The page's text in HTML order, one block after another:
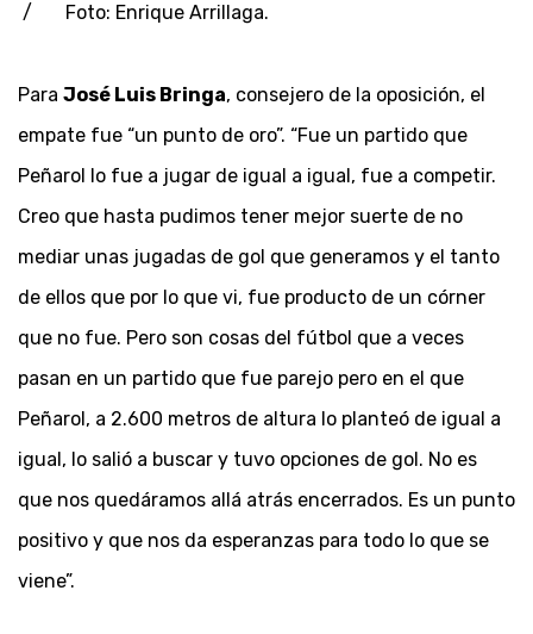
/ Foto: Enrique Arrillaga.
Para José Luis Bringa, consejero de la oposición, el
empate fue “un punto de oro”. “Fue un partido que
Peñarol lo fue a jugar de igual a igual, fue a competir.
Creo que hasta pudimos tener mejor suerte de no
mediar unas jugadas de gol que generamos y el tanto
de ellos que por lo que vi, fue producto de un córner
que no fue. Pero son cosas del fútbol que a veces
pasan en un partido que fue parejo pero en el que
Peñarol, a 2.600 metros de altura lo planteó de igual a
igual, lo salió a buscar y tuvo opciones de gol. No es
que nos quedáramos allá atrás encerrados. Es un punto
positivo y que nos da esperanzas para todo lo que se
viene”.